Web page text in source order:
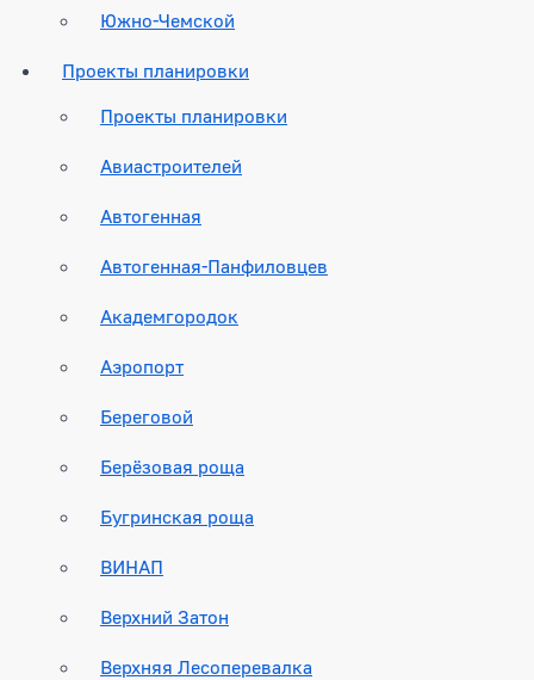
Южно-Чемской
Проекты планировки
Проекты планировки
Авиастроителей
Автогенная
Автогенная-Панфиловцев
Академгородок
Аэропорт
Береговой
Берёзовая роща
Бугринская роща
ВИНАП
Верхний Затон
Верхняя Лесоперевалка